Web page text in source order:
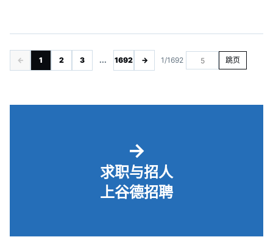
← 1 2 3 ... 1692 → 1/1692 跳页
→
求职与招人
上谷德招聘